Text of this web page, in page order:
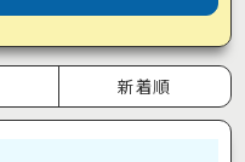
新着順